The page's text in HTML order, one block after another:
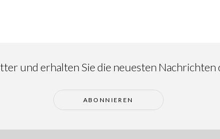
und erhalten Sie die neuesten
ABONNIEREN